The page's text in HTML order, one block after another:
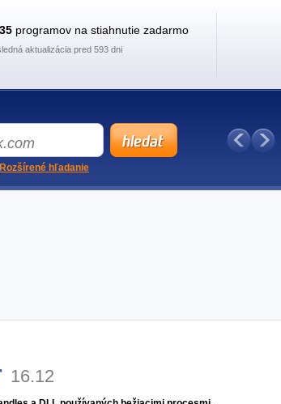
16.12
programov na stiahnutie zadarmo
aktualizácia pred 593 dni
Rozšírené hľadanie